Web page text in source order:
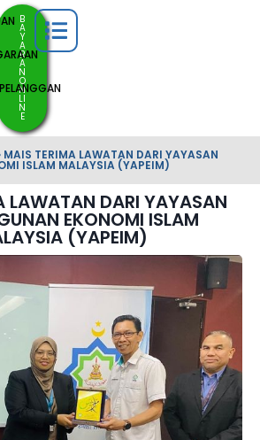
B
A
Y
A
R
A
N
O
N
LI
N
E
MAIS TERIMA LAWATAN DARI YAYASAN
ISLAM MALAYSIA (YAPEIM)
LAWATAN DARI YAYASAN
EKONOMI ISLAM
(YAPEIM)